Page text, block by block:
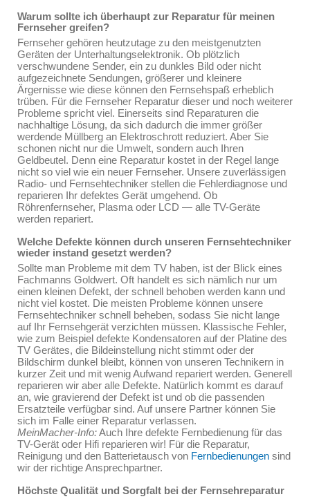
Warum sollte ich überhaupt zur Reparatur für meinen
Fernseher greifen?
Fernseher gehören heutzutage zu den meistgenutzten
Geräten der Unterhaltungselektronik. Ob plötzlich
verschwundene Sender, ein zu dunkles Bild oder nicht
aufgezeichnete Sendungen, größerer und kleinere
Ärgernisse wie diese können den Fernsehspaß erheblich
trüben. Für die Fernseher Reparatur dieser und noch weiterer
Probleme spricht viel. Einerseits sind Reparaturen die
nachhaltige Lösung, da sich dadurch die immer größer
werdende Müllberg an Elektroschrott reduziert. Aber Sie
schonen nicht nur die Umwelt, sondern auch Ihren
Geldbeutel. Denn eine Reparatur kostet in der Regel lange
nicht so viel wie ein neuer Fernseher. Unsere zuverlässigen
Radio- und Fernsehtechniker stellen die Fehlerdiagnose und
reparieren Ihr defektes Gerät umgehend. Ob
Röhrenfernseher, Plasma oder LCD — alle TV-Geräte
werden repariert.
Welche Defekte können durch unseren Fernsehtechniker
wieder instand gesetzt werden?
Sollte man Probleme mit dem TV haben, ist der Blick eines
Fachmanns Goldwert. Oft handelt es sich nämlich nur um
einen kleinen Defekt, der schnell behoben werden kann und
nicht viel kostet. Die meisten Probleme können unsere
Fernsehtechniker schnell beheben, sodass Sie nicht lange
auf Ihr Fernsehgerät verzichten müssen. Klassische Fehler,
wie zum Beispiel defekte Kondensatoren auf der Platine des
TV Gerätes, die Bildeinstellung nicht stimmt oder der
Bildschirm dunkel bleibt, können von unseren Technikern in
kurzer Zeit und mit wenig Aufwand repariert werden. Generell
reparieren wir aber alle Defekte. Natürlich kommt es darauf
an, wie gravierend der Defekt ist und ob die passenden
Ersatzteile verfügbar sind. Auf unsere Partner können Sie
sich im Falle einer Reparatur verlassen.
MeinMacher-Info:Auch Ihre defekte Fernbedienung für das
TV-Gerät oder Hifi reparieren wir! Für die Reparatur,
Reinigung und den Batterietausch von Fernbedienungen sind
wir der richtige Ansprechpartner.
Höchste Qualität und Sorgfalt bei der Fernsehreparatur